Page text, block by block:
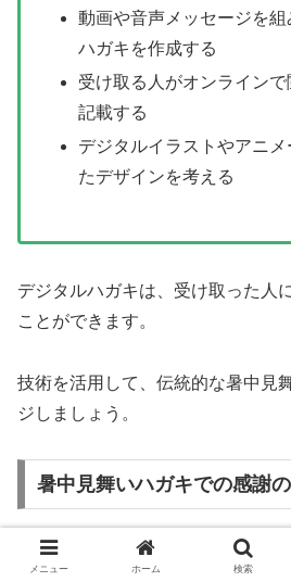
動画や音声メッセージを
ハガキを作成する
受け取る人がオンライン
記載する
デジタルイラストやアニ
たデザインを考える
デジタルハガキは、受け取った人
ことができます。
技術を活用して、伝統的な暑中見
ジしましょう。
暑中見舞いハガキでの感謝
暑中見舞いのハガキは、感謝の気
メニュー ホーム 検索